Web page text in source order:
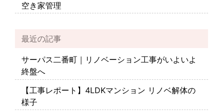
空き家管理
最近の記事
サーパス二番町｜リノベーション工事がいよいよ
終盤へ
【工事レポート】4LDKマンション リノベ解体の
様子